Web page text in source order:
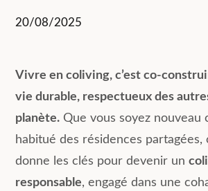
20/08/2025
Vivre en coliving, c’est co-
vie durable, respectueux des
planète. Que vous soyez nouveau
habitué des résidences partagées,
donne les clés pour devenir un
responsable, engagé dans une